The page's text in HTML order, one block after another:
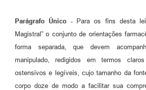
Parágrafo Único - Para os fins desta
Magistral” o conjunto de orientações
forma separada, que devem
manipulado, redigidos em termos
ostensivos e legíveis, cujo tamanho da
corpo doze de modo a facilitar sua